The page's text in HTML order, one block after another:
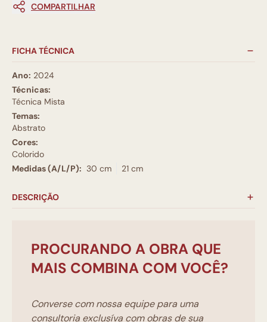
COMPARTILHAR
FICHA TÉCNICA
Ano: 2024
Técnicas:
Técnica Mista
Temas:
Abstrato
Cores:
Colorido
Medidas (A/L/P): 30 cm 21 cm
DESCRIÇÃO
PROCURANDO A OBRA QUE
MAIS COMBINA COM VOCÊ?
Converse com nossa equipe para uma
consultoria exclusíva com obras de sua